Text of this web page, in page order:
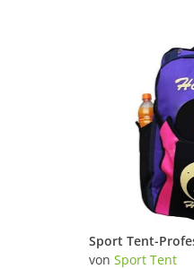
von Sport Tent